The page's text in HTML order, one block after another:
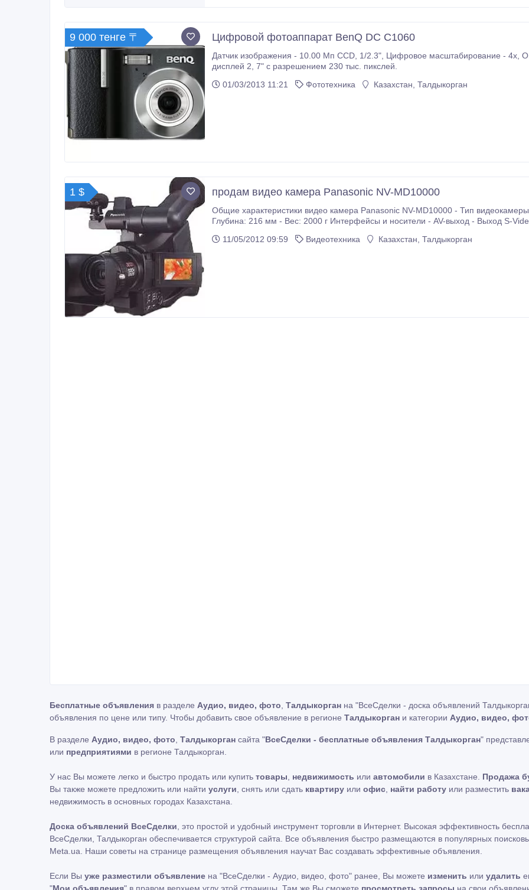
9 000 тенге 〒 Цифровой фотоаппарат BenQ DC C1060
Датчик изображения - 10.00 Мп CCD, 1/2.3", Цифровое масштабирование - 4x, Оптическое масштабирование - 3х, Цветной ЖК-
дисплей 2, 7" c разрешением 230 тыс. пикслей.
01/03/2013 11:21
Фототехника Казахстан, Талдыкорган
1 $ продам видео камера Panasonic NV-MD10000
Общие характеристики видео камера Panasonic NV-MD10000 - Тип
Глубина: 216 мм - Вес: 2000 г Интерфейсы и носители - AV-выход - Выход S-Video - DV-вход - DV-выход Память - Тип носителя:
стабилизатора изображения: электронный - ЖК-экран - Диагональ ЖК-экрана: 2.
11/05/2012 09:59 Видеотехника Казахстан, Талдыкорган
Бесплатные объявления в разделе Аудио, видео, фото Талдыкорган на "ВсеСделки - доска объявлений
объявления по цене или типу. Чтобы добавить свое объявление в регионе Талдыкорган и категории Аудио, видео,
В разделе Аудио, видео, фото Талдыкорган сайта "ВсеСделки - бесплатные объявления Талдыкорган"
или предприятиями в регионе Талдыкорган.
У нас Вы можете легко и быстро продать или купить товары недвижимость или автомобили в Казахстане. Продажа
Вы также можете предложить или найти услуги , снять или сдать квартиру или офис найти работу или разместить
недвижимость в основных городах Казахстана.
Доска объявлений ВсеСделки , это простой и удобный инструмент торговли в Интернет. Высокая эффективность
ВсеСделки, Талдыкорган обеспечивается структурой сайта. Все объявления быстро размещаются в популярных
Meta.ua. Наши советы на странице размещения объявления научат Вас создавать эффективные объявления.
Если Вы уже разместили объявление на "ВсеСделки - Аудио, видео, фото" ранее, Вы можете изменить или удалить